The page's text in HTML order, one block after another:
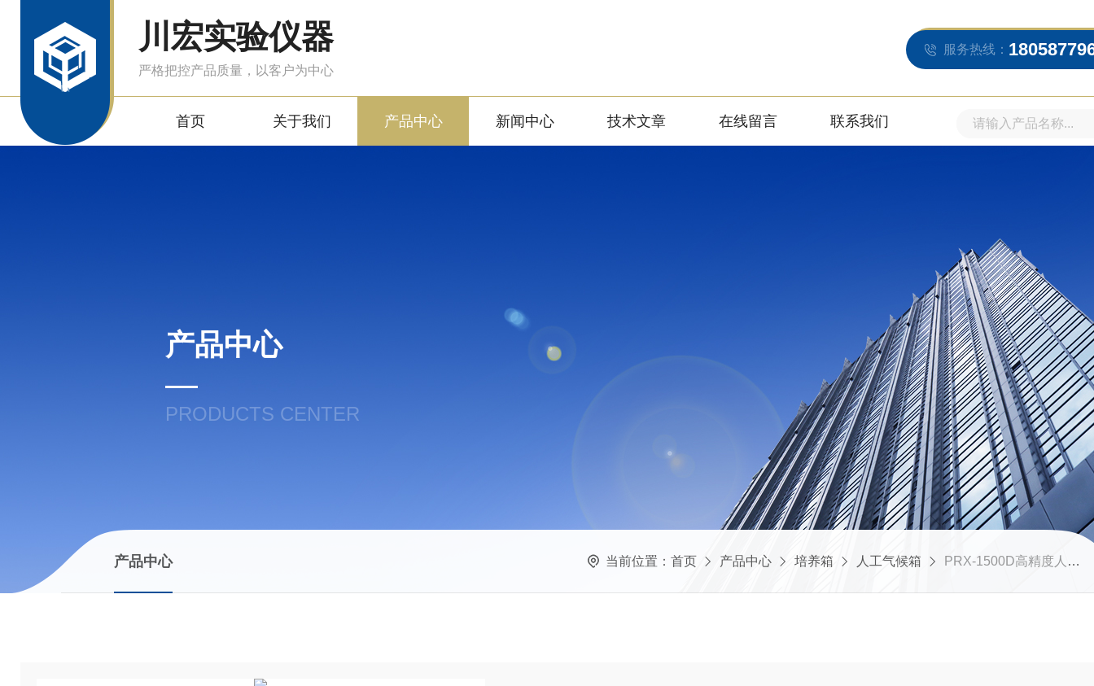
川宏实验仪器
严格把控产品质量，以客户为中心
服务热线：
首页 关于我们 产品中心 新闻中心 技术文章 在线留言 联系我们
产品中心
PRODUCTS CENTER
产品中心 当前位置： 首页 产品中心 培养箱 人工气候箱 PRX-1500D高精度人工气候箱